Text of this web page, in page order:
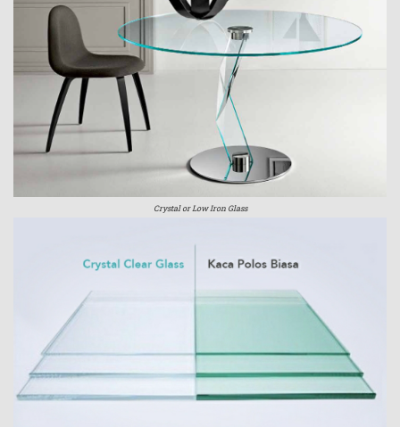
Crystal or Low Iron Glass